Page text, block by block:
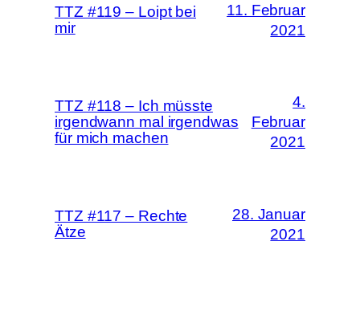
TTZ #119 – Loipt bei
mir
11. Februar
2021
TTZ #118 – Ich müsste
irgendwann mal irgendwas
für mich machen
4.
Februar
2021
TTZ #117 – Rechte
Ätze
28. Januar
2021